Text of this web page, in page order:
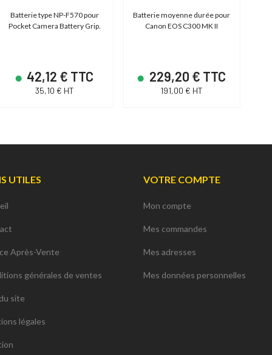
Batterie type NP-F570 pour
Pocket Camera Battery Grip.
42,12 € TTC
35,10 € HT
Batterie moyenne durée pour
Canon EOS C300 MK II
229,20 € TTC
191,00 € HT
UTILES
Après-Vente
générales de ventes
site
légales
VOTRE COMPTE
Mon compte
Mes commandes
Mes adresses
Mes données personnelles